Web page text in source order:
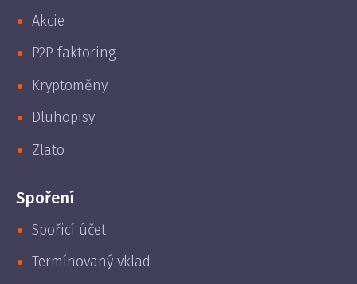
Akcie
P2P faktoring
Kryptoměny
Dluhopisy
Zlato
Spoření
Spořicí účet
Termínovaný vklad